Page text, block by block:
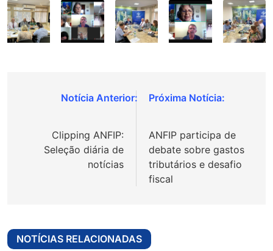
Navegação
Post
Clipping ANFIP:
Seleção diária de
notícias
ANFIP participa de
debate sobre gastos
tributários e desafio
fiscal
NOTÍCIAS RELACIONADAS